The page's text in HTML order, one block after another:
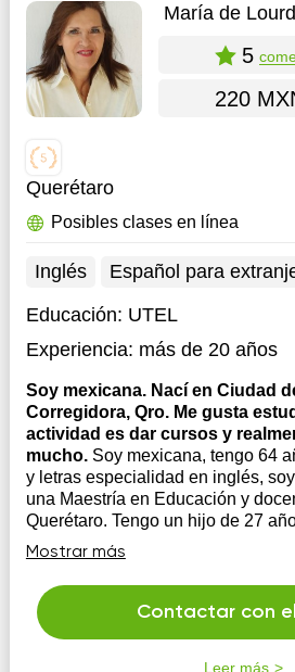
María de
5
220
Querétaro
Posibles clases en línea
Inglés
Español para
Educación: UTEL
Experiencia: más de 20 años
Soy mexicana. Nací en Ciudad
Corregidora, Qro. Me gusta
actividad es dar cursos y
mucho. Soy mexicana, tengo 64
y letras especialidad en inglés,
una Maestría en Educación y docencia.
Querétaro. Tengo un hijo de 27
Imparto Cursos de preparación
Adicional a las clases de inglés, y
Mostrar más
Contactar con
Leer más